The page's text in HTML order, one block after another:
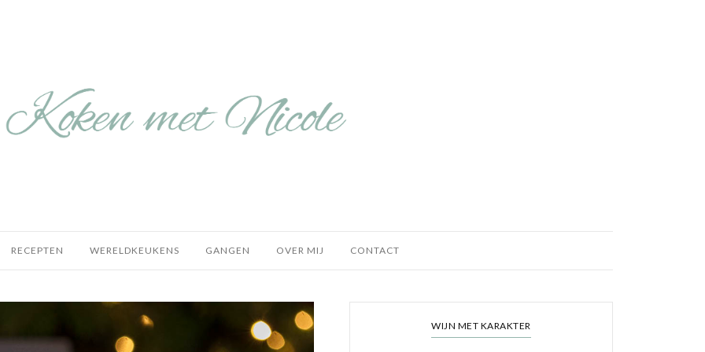
RECEPTEN WERELDKEUKENS GANGEN OVER MIJ CONTACT
WIJN MET KARAKTER